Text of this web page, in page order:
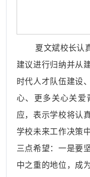
夏文斌校长认
建议进行归纳并从
时代人才队伍建设
心、更多关心关爱
应，表示学校将认
学校未来工作决策
三点希望：一是要
中之重的地位，成